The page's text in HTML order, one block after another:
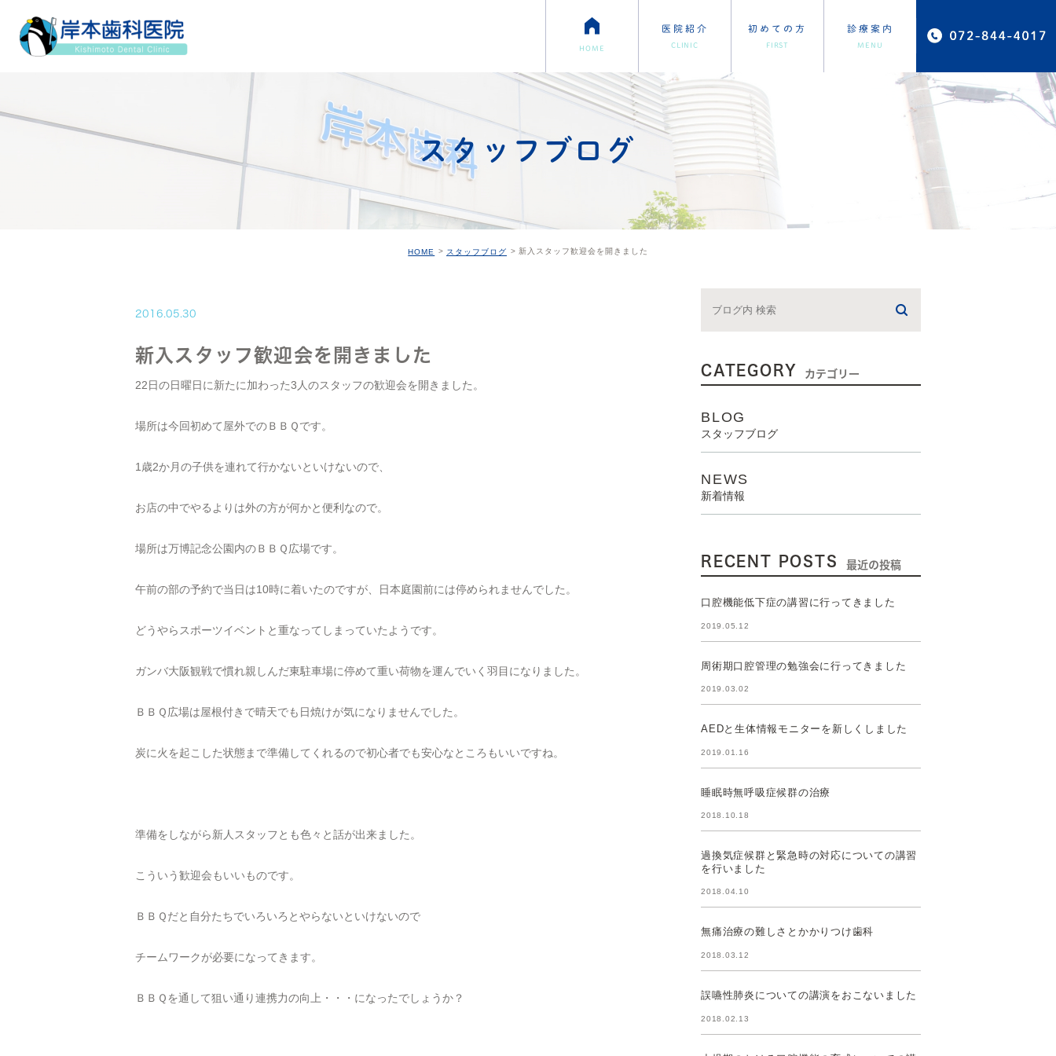
HOME
医院紹介
CLINIC
初めての方
FIRST
診療案内
MENU
スタッフブログ
HOME スタッフブログ 新入スタッフ歓迎会を開きました
2016.05.30
新入スタッフ歓迎会を開きました
22日の日曜日に新たに加わった3人のスタッフの歓迎会を開きました。
場所は今回初めて屋外でのＢＢＱです。
1歳2か月の子供を連れて行かないといけないので、
お店の中でやるよりは外の方が何かと便利なので。
場所は万博記念公園内のＢＢＱ広場です。
午前の部の予約で当日は10時に着いたのですが、日本庭園前には停められませんでした。
どうやらスポーツイベントと重なってしまっていたようです。
ガンバ大阪観戦で慣れ親しんだ東駐車場に停めて重い荷物を運んでいく羽目になりました。
ＢＢＱ広場は屋根付きで晴天でも日焼けが気になりませんでした。
炭に火を起こした状態まで準備してくれるので初心者でも安心なところもいいですね。
準備をしながら新人スタッフとも色々と話が出来ました。
こういう歓迎会もいいものです。
ＢＢＱだと自分たちでいろいろとやらないといけないので
チームワークが必要になってきます。
ＢＢＱを通して狙い通り連携力の向上・・・になったでしょうか？
CATEGORY カテゴリー
BLOG
スタッフブログ
NEWS
新着情報
RECENT POSTS 最近の投稿
口腔機能低下症の講習に行ってきました
2019.05.12
周術期口腔管理の勉強会に行ってきました
2019.03.02
AEDと生体情報モニターを新しくしました
2019.01.16
睡眠時無呼吸症候群の治療
2018.10.18
過換気症候群と緊急時の対応についての講習
を行いました
2018.04.10
無痛治療の難しさとかかりつけ歯科
2018.03.12
誤嚥性肺炎についての講演をおこないました
2018.02.13